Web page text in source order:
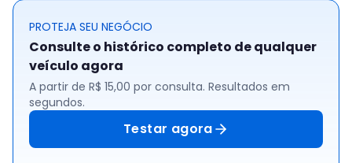
PROTEJA SEU NEGÓCIO
Consulte o histórico completo de qualquer
veículo agora
A partir de R$ 15,00 por consulta. Resultados em
segundos.
Testar agora